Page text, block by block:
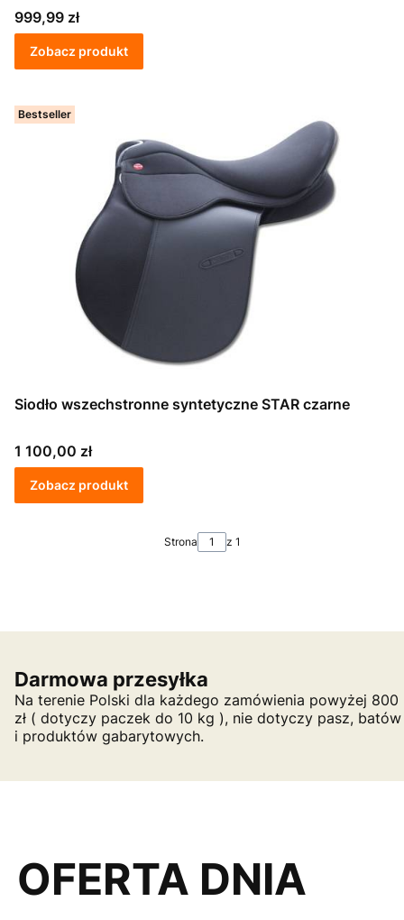
Cena
999,99 zł
Zobacz produkt
Bestseller
Siodło wszechstronne syntetyczne STAR czarne
Cena
1 100,00 zł
Zobacz produkt
Strona z 1
Darmowa przesyłka
Na terenie Polski dla każdego zamówienia powyżej 800
zł ( dotyczy paczek do 10 kg ), nie dotyczy pasz, batów
i produktów gabarytowych.
OFERTA DNIA